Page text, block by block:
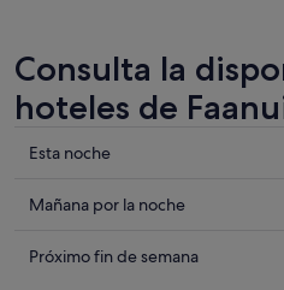
Consulta la
hoteles de
Comprueba
precios
Faanui
Esta noche
Comprueba
precios
Mañana por la noche
Comprueba
Próximo fin de semana